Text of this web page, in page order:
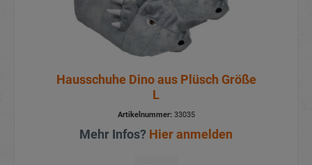
Hausschuhe Dino aus Plüsch Größe
L
Artikelnummer:33035
Mehr Infos? Hier anmelden